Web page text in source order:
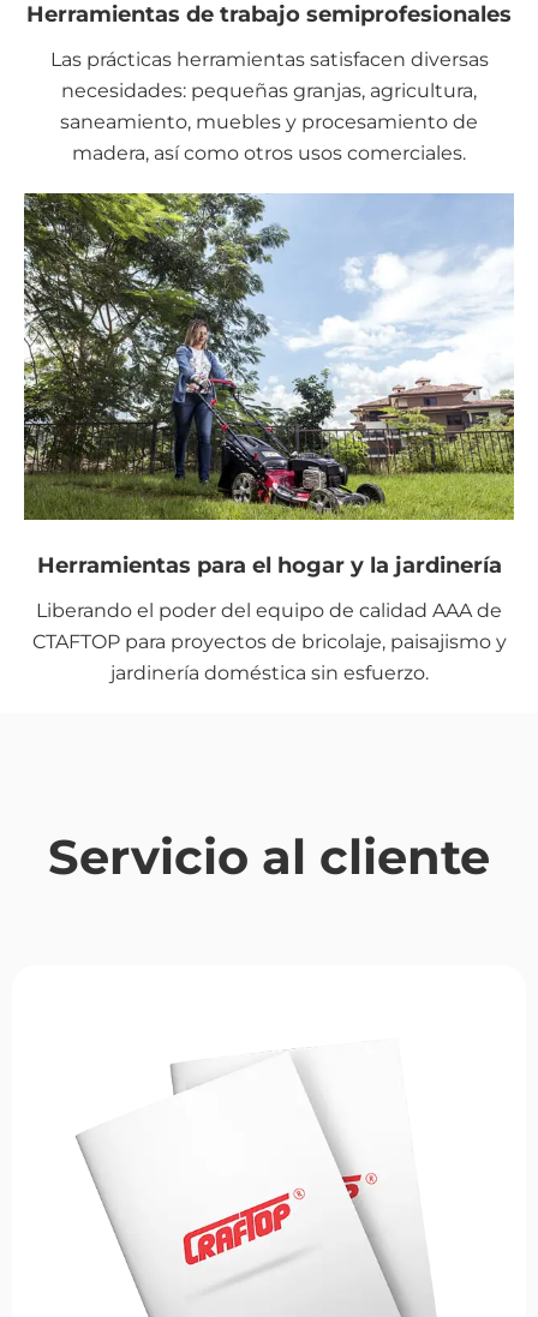
Herramientas de trabajo semiprofesionales
Las prácticas herramientas satisfacen diversas
necesidades: pequeñas granjas, agricultura,
saneamiento, muebles y procesamiento de
madera, así como otros usos comerciales.
Herramientas para el hogar y la jardinería
Liberando el poder del equipo de calidad AAA de
CTAFTOP para proyectos de bricolaje, paisajismo y
jardinería doméstica sin esfuerzo.
Servicio al cliente